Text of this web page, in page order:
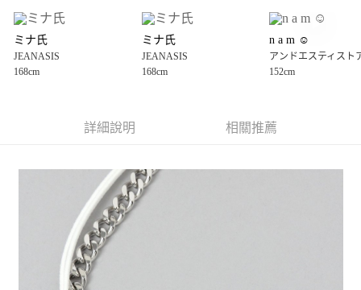
大哥付你分期
【大哥付你分期使用說明】
1.本服務由台灣大哥大提供，台灣大哥大用戶可立即使用無須另外申請。
2.付款方式選擇「大哥付你分期」，訂單成立後會自動跳轉到大哥付的交易
3.實際核准額度、可分期數及費用金額請依後續交易確認頁面所載為準。
4.訂單成立30分鐘內，如未前往確認交易或遇審核未通過，訂單將自動取
1.分期款項不併入電信帳單，「大哥付你分期」於每月結算日後寄送繳費提
2.透過簡訊連結打開帳單後，可選擇「超商條碼／台灣大直營門市／銀行轉
帳／街口支付／iPASS MONEY」等通路繳費。
【注意事項】
1.本服務係由「台灣大哥大股份有限公司」（以下簡稱本公司）所提供，讓
AFTEE先享後付
３．安心：先確認商品／服務後，再付款。
【「AFTEE先享後付」結帳流程】
１．於結帳方式選擇「AFTEE先享後付」後，將跳轉至「AFTEE先享後付」
結帳頁面，進行簡訊認證並確認金額後，即可完成結帳。
２．訂單成立數日內，您將收到繳費通知簡訊。
３．收到繳費通知簡訊後14天內，點擊此簡訊中的連結，可透過四大超商／
ATM／網路銀行／等多元方式進行付款，方視為交易完成。
※ 請注意：結帳手續完成當下不需立刻繳費，但若您需要取消訂單，請聯絡
每筆NT$80，滿NT$888(含以上)免運費
付款後 全家取貨
每筆NT$80，滿NT$888(含以上)免運費
7-11 取貨付款
每筆NT$80，滿NT$1,500(含以上)免運費
ミナ氏
JEANASIS
168cm
ミナ氏
JEANASIS
168cm
n a m ‪☺︎‬
アンドエスティスト
152cm
詳細說明 相關推薦